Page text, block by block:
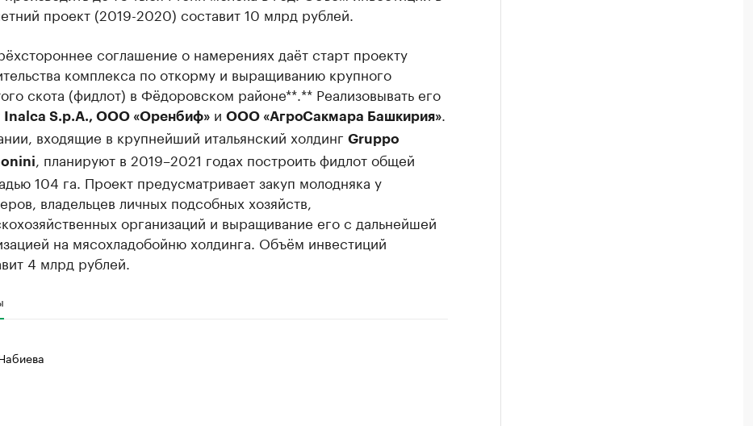
проект (2019-2020) составит 10 млрд рублей.
соглашение о намерениях даёт старт проекту
комплекса по откорму и выращиванию крупного
скота (фидлот) в Фёдоровском районе**.** Реализовывать его
Inalca S.p.A., ООО «Оренбиф»и ООО «АгроСакмара Башкирия».
входящие в крупнейший итальянский холдинг Gruppo
, планируют в 2019–2021 годах построить фидлот общей
104 га. Проект предусматривает закуп молодняка у
владельцев личных подсобных хозяйств,
организаций и выращивание его с дальнейшей
на мясохладобойню холдинга. Объём инвестиций
4 млрд рублей.